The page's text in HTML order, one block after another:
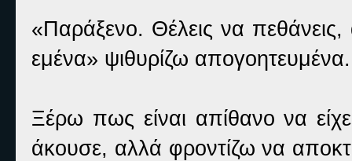
«Παράξενο. Θέλεις να πεθάνεις,
εμένα» ψιθυρίζω απογοητευμένα.
Ξέρω πως είναι απίθανο να
άκουσε, αλλά φροντίζω να